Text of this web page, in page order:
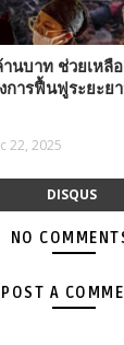
นบาท ช่วยเหลื
การฟื้นฟูระยะ
22, 2025
DISQUS
NO
POST A